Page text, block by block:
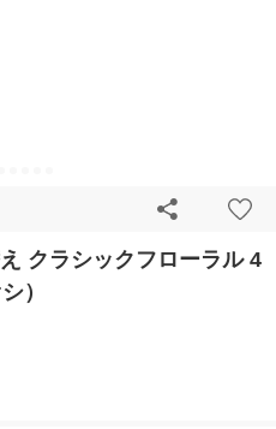
クラシックフローラル 4
）